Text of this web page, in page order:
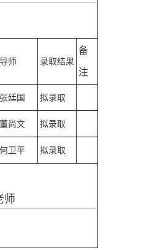
导师 录取结果
备
注
张廷国 拟录取
董尚文 拟录取
何卫平 拟录取
师